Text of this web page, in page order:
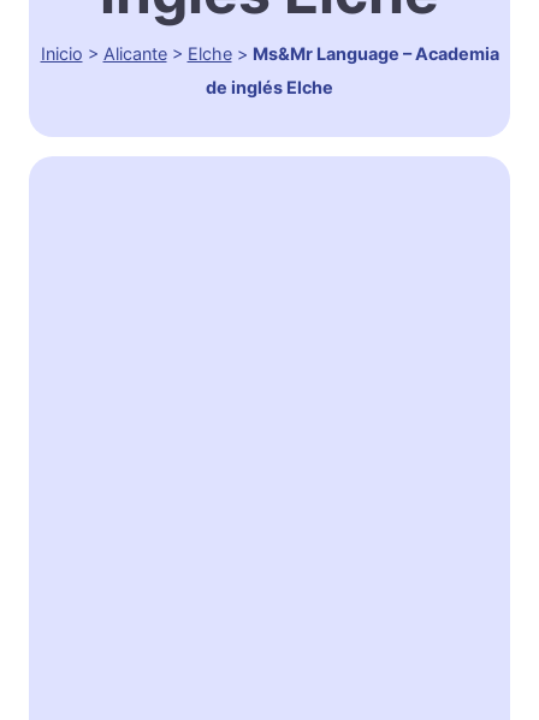
Inicio > Alicante> Elche> Ms&Mr Language – Academia
de inglés Elche